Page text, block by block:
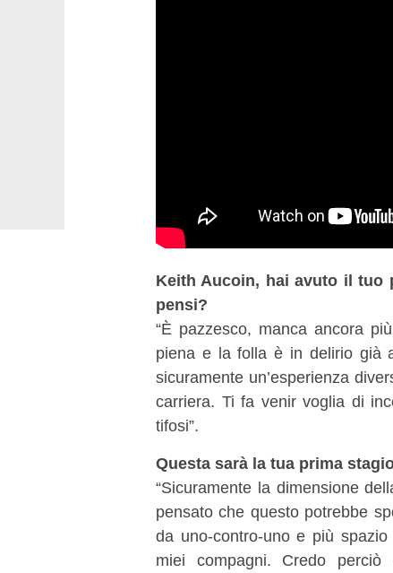
Keith Aucoin, hai avuto il tuo
pensi?
“È pazzesco, manca ancora
piena e la folla è in delirio già
sicuramente un’esperienza
carriera. Ti fa venir voglia di
tifosi”.
Questa sarà la tua prima
“Sicuramente la dimensione
pensato che questo potrebbe
da uno-contro-uno e più
miei compagni. Credo